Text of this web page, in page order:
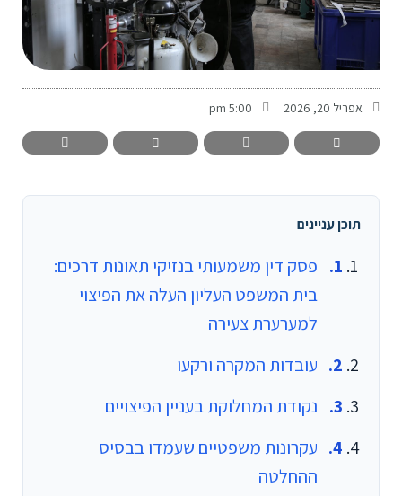
-
אפריל 20, 2026 5:00 pm
תוכן עניינים
פסק דין משמעותי בנזיקי תאונות דרכים:
בית המשפט העליון העלה את הפיצוי
למערערת צעירה
עובדות המקרה ורקעו
נקודת המחלוקת בעניין הפיצויים
עקרונות משפטיים שעמדו בבסיס
ההחלטה